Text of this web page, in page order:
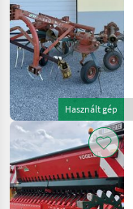
Használt gép